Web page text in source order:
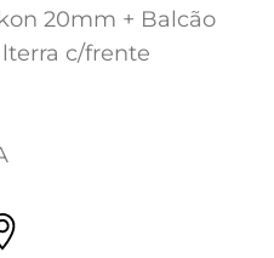
20mm + Balcão
c/frente